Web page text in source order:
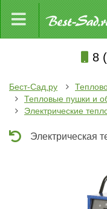
8
Бест-Сад.ру
Тепловые пушки и
Электрические
Электрическая